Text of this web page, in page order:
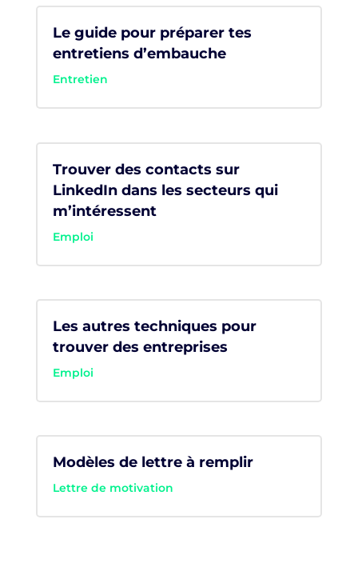
Le guide pour préparer tes
entretiens d’embauche
Entretien
Trouver des contacts sur
LinkedIn dans les secteurs qui
m’intéressent
Emploi
Les autres techniques pour
trouver des entreprises
Emploi
Modèles de lettre à remplir
Lettre de motivation